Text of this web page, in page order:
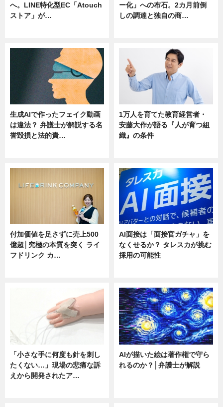
へ。LINE特化型EC「Atouch
ストア」が…
ー化」への布石。2カ月前倒
しの調達と独自の商…
生成AIで作ったフェイク動画
は違法？ 弁護士が解説する名
誉毀損と法的責…
1万人を育てた教育経営者・
安藤大作が語る『人が育つ組
織』の条件
付加価値を足さずに売上500
億超│究極の本質を突く ライ
フドリンク カ…
AI面接は「面接官ガチャ」を
なくせるか？ タレスカが挑む
採用の可能性
「小さな手に何度も針を刺し
たくない…」現場の悲痛な訴
えから開発されたア…
AIが描いた絵は著作権で守ら
れるのか？│弁護士が解説